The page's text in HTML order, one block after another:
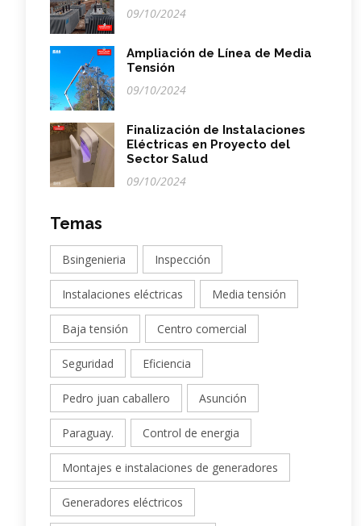
09/10/2024
Ampliación de Línea de Media
Tensión
09/10/2024
Finalización de Instalaciones
Eléctricas en Proyecto del
Sector Salud
09/10/2024
Temas
Bsingenieria Inspección
Instalaciones eléctricas Media tensión
Baja tensión Centro comercial
Seguridad Eficiencia
Pedro juan caballero Asunción
Paraguay. Control de energia
Montajes e instalaciones de generadores
Generadores eléctricos